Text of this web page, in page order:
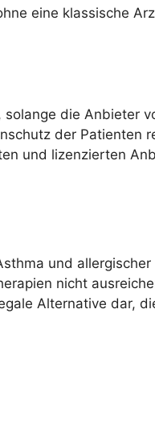
eine klassische
die Anbieter
der Patienten
und lizenzierten
und
nicht
Alternative dar,